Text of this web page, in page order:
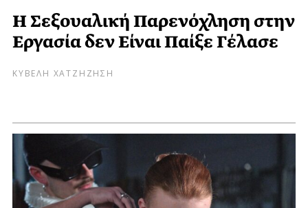
Η Σεξουαλική Παρενόχληση στην
Εργασία δεν Είναι Παίξε Γέλασε
ΚΥΒΕΛΗ ΧΑΤΖΗΖΗΣΗ